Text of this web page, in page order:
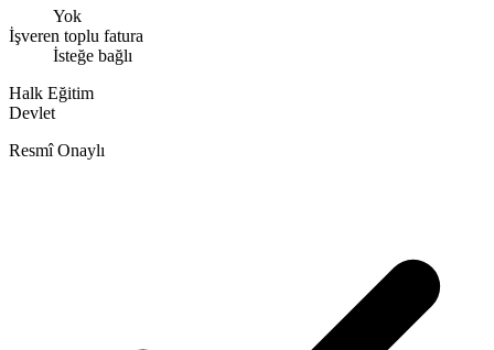
Yok
İşveren toplu fatura
İsteğe bağlı
Halk Eğitim
Devlet
Resmî Onaylı